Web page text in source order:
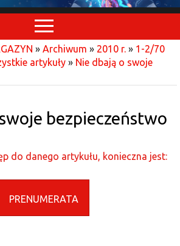
» Archiwum » 2010 r. » 1-2/70
artykuły » Nie dbają o swoje
bezpieczeństwo
do danego artykułu, konieczna jest:
PRENUMERATA